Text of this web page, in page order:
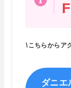
\こちらからア
ダニエ